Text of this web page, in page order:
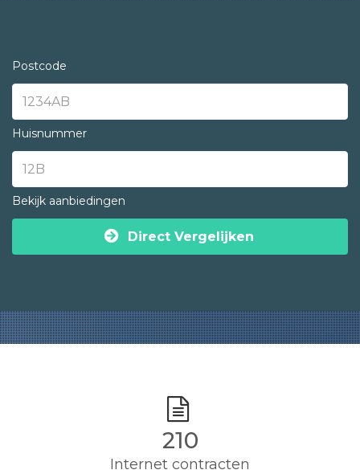
Postcode
Huisnummer
Bekijk aanbiedingen
Direct Vergelijken
210
Internet contracten